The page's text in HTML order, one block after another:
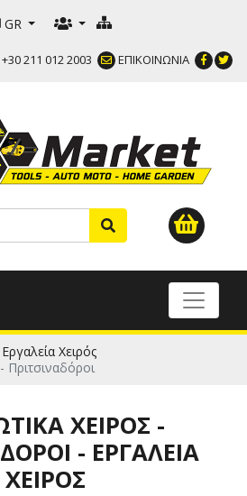
GR
+30 211 012 2003 ΕΠΙΚΟΙΝΩΝΙΑ
Εργαλεία Χειρός
Πριτσιναδόροι
ΧΕΙΡΌΣ -
- ΕΡΓΑΛΕΊΑ
ΧΕΙΡΌΣ